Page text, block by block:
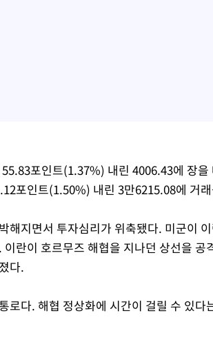
포인트(1.37%) 내린 4006.43에 장을
포인트(1.50%) 내린 3만6215.08에 거
해지면서 투자심리가 위축됐다. 미군이
란이 호르무즈 해협을 지나던 상선을 공
다.
로다. 해협 정상화에 시간이 걸릴 수 있다